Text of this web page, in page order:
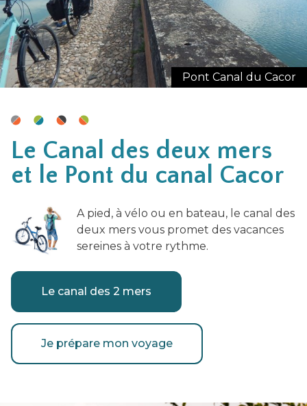
Pont Canal du Cacor
Le Canal des deux mers
et le Pont du canal Cacor
A pied, à vélo ou en bateau, le canal des
deux mers vous promet des vacances
sereines à votre rythme.
Le canal des 2 mers
Je prépare mon voyage